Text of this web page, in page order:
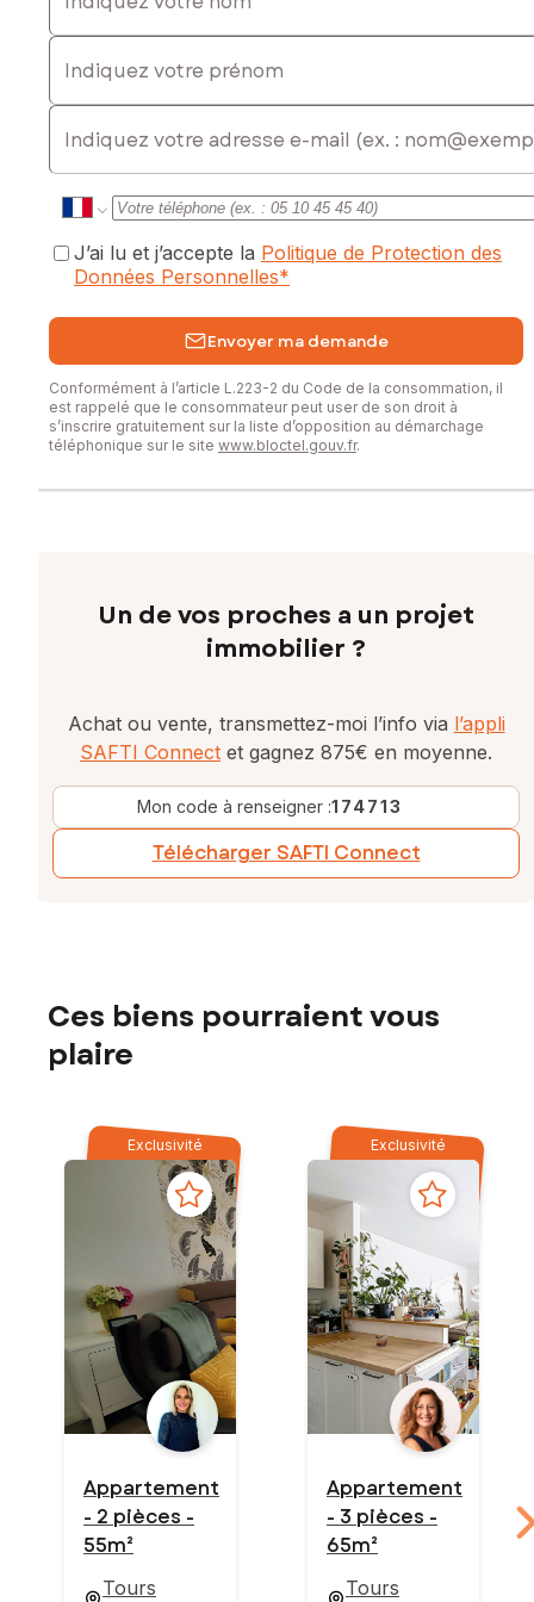
Indiquez votre prénom
E-mail
J’ai lu et j’accepte la Politique de Protection des
Données Personnelles*
Envoyer ma demande
Conformément à l’article L.223-2 du Code de la consommation, il
est rappelé que le consommateur peut user de son droit à
s’inscrire gratuitement sur la liste d’opposition au démarchage
téléphonique sur le site www.bloctel.gouv.fr.
Un de vos proches a un projet
immobilier ?
Achat ou vente, transmettez-moi l’info via l’appli
SAFTI Connect et gagnez 875€ en moyenne.
Mon code à renseigner :174713
Télécharger SAFTI Connect
Ces biens pourraient vous
plaire
Exclusivité
Appartement
- 2 pièces -
55m²
Tours
Exclusivité
Appartement
- 3 pièces -
65m²
Tours